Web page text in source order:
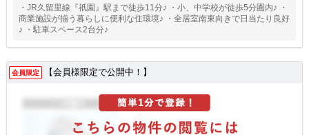
・JR久留里線『祇園』駅まで徒歩11分♪ ・小、中学校が徒歩5分圏内♪ ・
商業施設が揃う暮らしに便利な住環境♪ ・全居室南東向きで日当たり良好
♪ ・駐車スペース2台分♪
会員限定 【会員様限定で公開中！】